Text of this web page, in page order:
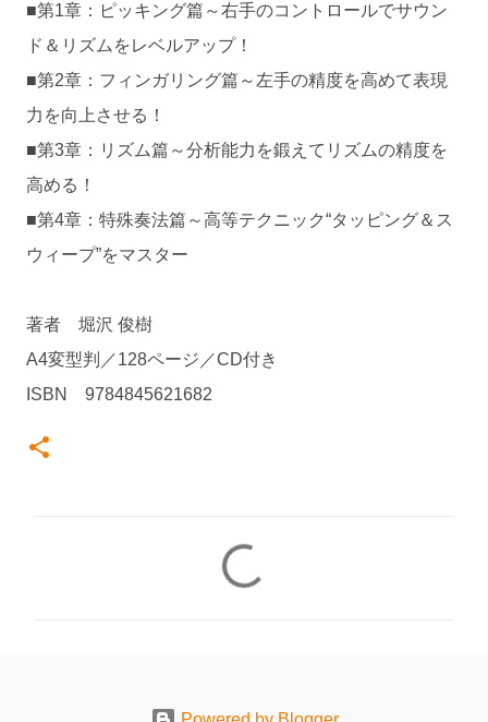
■第1章：ピッキング篇～右手のコントロールでサウン
ド＆リズムをレベルアップ！
■第2章：フィンガリング篇～左手の精度を高めて表現
力を向上させる！
■第3章：リズム篇～分析能力を鍛えてリズムの精度を
高める！
■第4章：特殊奏法篇～高等テクニック“タッピング＆ス
ウィープ”をマスター
著者 堀沢 俊樹
A4変型判／128ページ／CD付き
ISBN 9784845621682